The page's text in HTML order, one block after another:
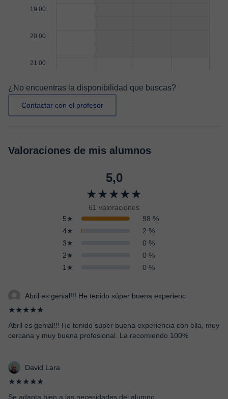
19:00
20:00
21:00
¿No encuentras la disponibilidad que buscas?
Contactar con el profesor
Valoraciones de mis alumnos
5,0
★★★★★
61 valoraciones
5★
98 %
4★
2 %
3★
0 %
2★
0 %
1★
0 %
Abril es genial!!! He tenido súper buena experienc
★★★★★
Abril es genial!!! He tenido súper buena experiencia con ella, muy
cercana y muy buena profesional. La recomiendo 100%
David Lara
★★★★★
Se adapta bien a las necesidades del alumno